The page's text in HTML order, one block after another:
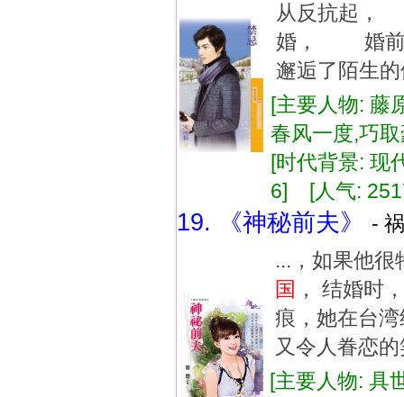
从反抗起，
婚， 婚前唯
邂逅了陌
[主要人物:
春风一度,巧
[时代背景:
6] [人气:
19. 《神秘前夫》
-
...，如果他
国 ， 结婚时
痕，她在台
又令人眷恋
[主要人物: 具